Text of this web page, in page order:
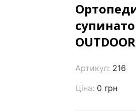
Артикул: 216
Ціна: 0 грн